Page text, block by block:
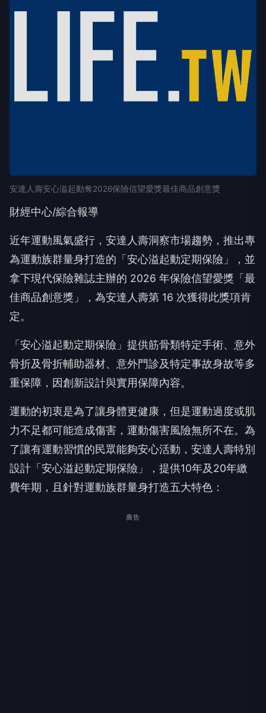
安達人壽安心溢起動奪2026保險信望愛獎最佳商品創意獎
財經中心/綜合報導
近年運動風氣盛行，安達人壽洞察市場趨勢，推出專
為運動族群量身打造的「安心溢起動定期保險」，並
拿下現代保險雜誌主辦的 2026 年保險信望愛獎「最
佳商品創意獎」，為安達人壽第 16 次獲得此獎項肯
定。
「安心溢起動定期保險」提供筋骨類特定手術、意外
骨折及骨折輔助器材、意外門診及特定事故身故等多
重保障，因創新設計與實用保障內容。
運動的初衷是為了讓身體更健康，但是運動過度或肌
力不足都可能造成傷害，運動傷害風險無所不在。為
了讓有運動習慣的民眾能夠安心活動，安達人壽特別
設計「安心溢起動定期保險」，提供10年及20年繳
費年期，且針對運動族群量身打造五大特色：
廣告